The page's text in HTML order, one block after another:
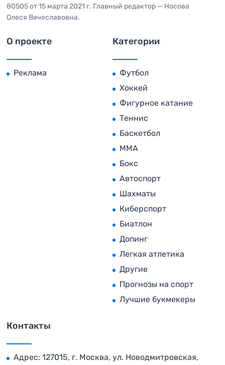
80505 от 15 марта 2021 г. Главный редактор — Носова
Олеся Вячеславовна.
О проекте
Реклама
Категории
Футбол
Хоккей
Фигурное катание
Теннис
Баскетбол
MMA
Бокс
Автоспорт
Шахматы
Киберспорт
Биатлон
Допинг
Легкая атлетика
Другие
Прогнозы на спорт
Лучшие букмекеры
Контакты
Адрес: 127015, г. Москва, ул. Новодмитровская,